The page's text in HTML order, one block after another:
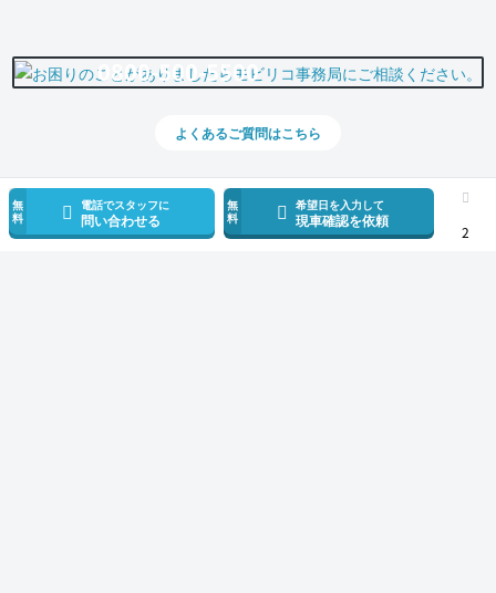
無
料
電話でスタッフに
問い合わせる
無
料
希望日を入力して
現車確認を依頼
2
0800-500-5500
よくあるご質問はこちら